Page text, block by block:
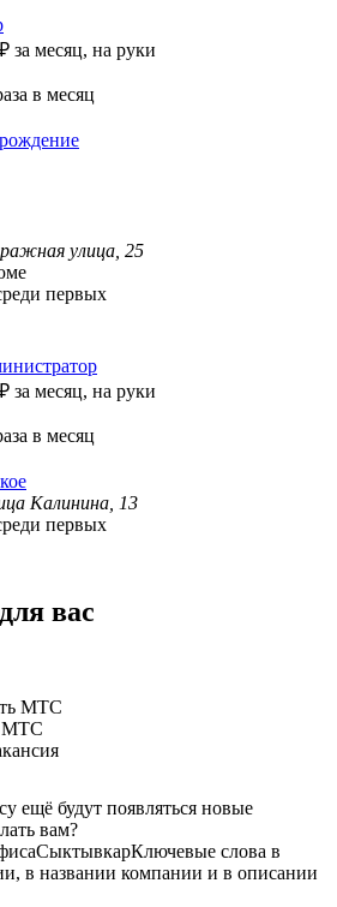
₽ за месяц, на руки
в месяц
улица, 25
первых
₽ за месяц, на руки
в месяц
Калинина, 13
первых
вас
МТС
ещё будут появляться новые
вам?
СыктывкарКлючевые слова в
в названии компании и в описании